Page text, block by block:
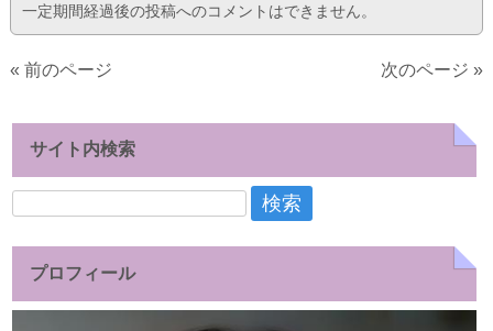
一定期間経過後の投稿へのコメントはできません。
« 前のページ 次のページ »
サイト内検索
検
プロフィール